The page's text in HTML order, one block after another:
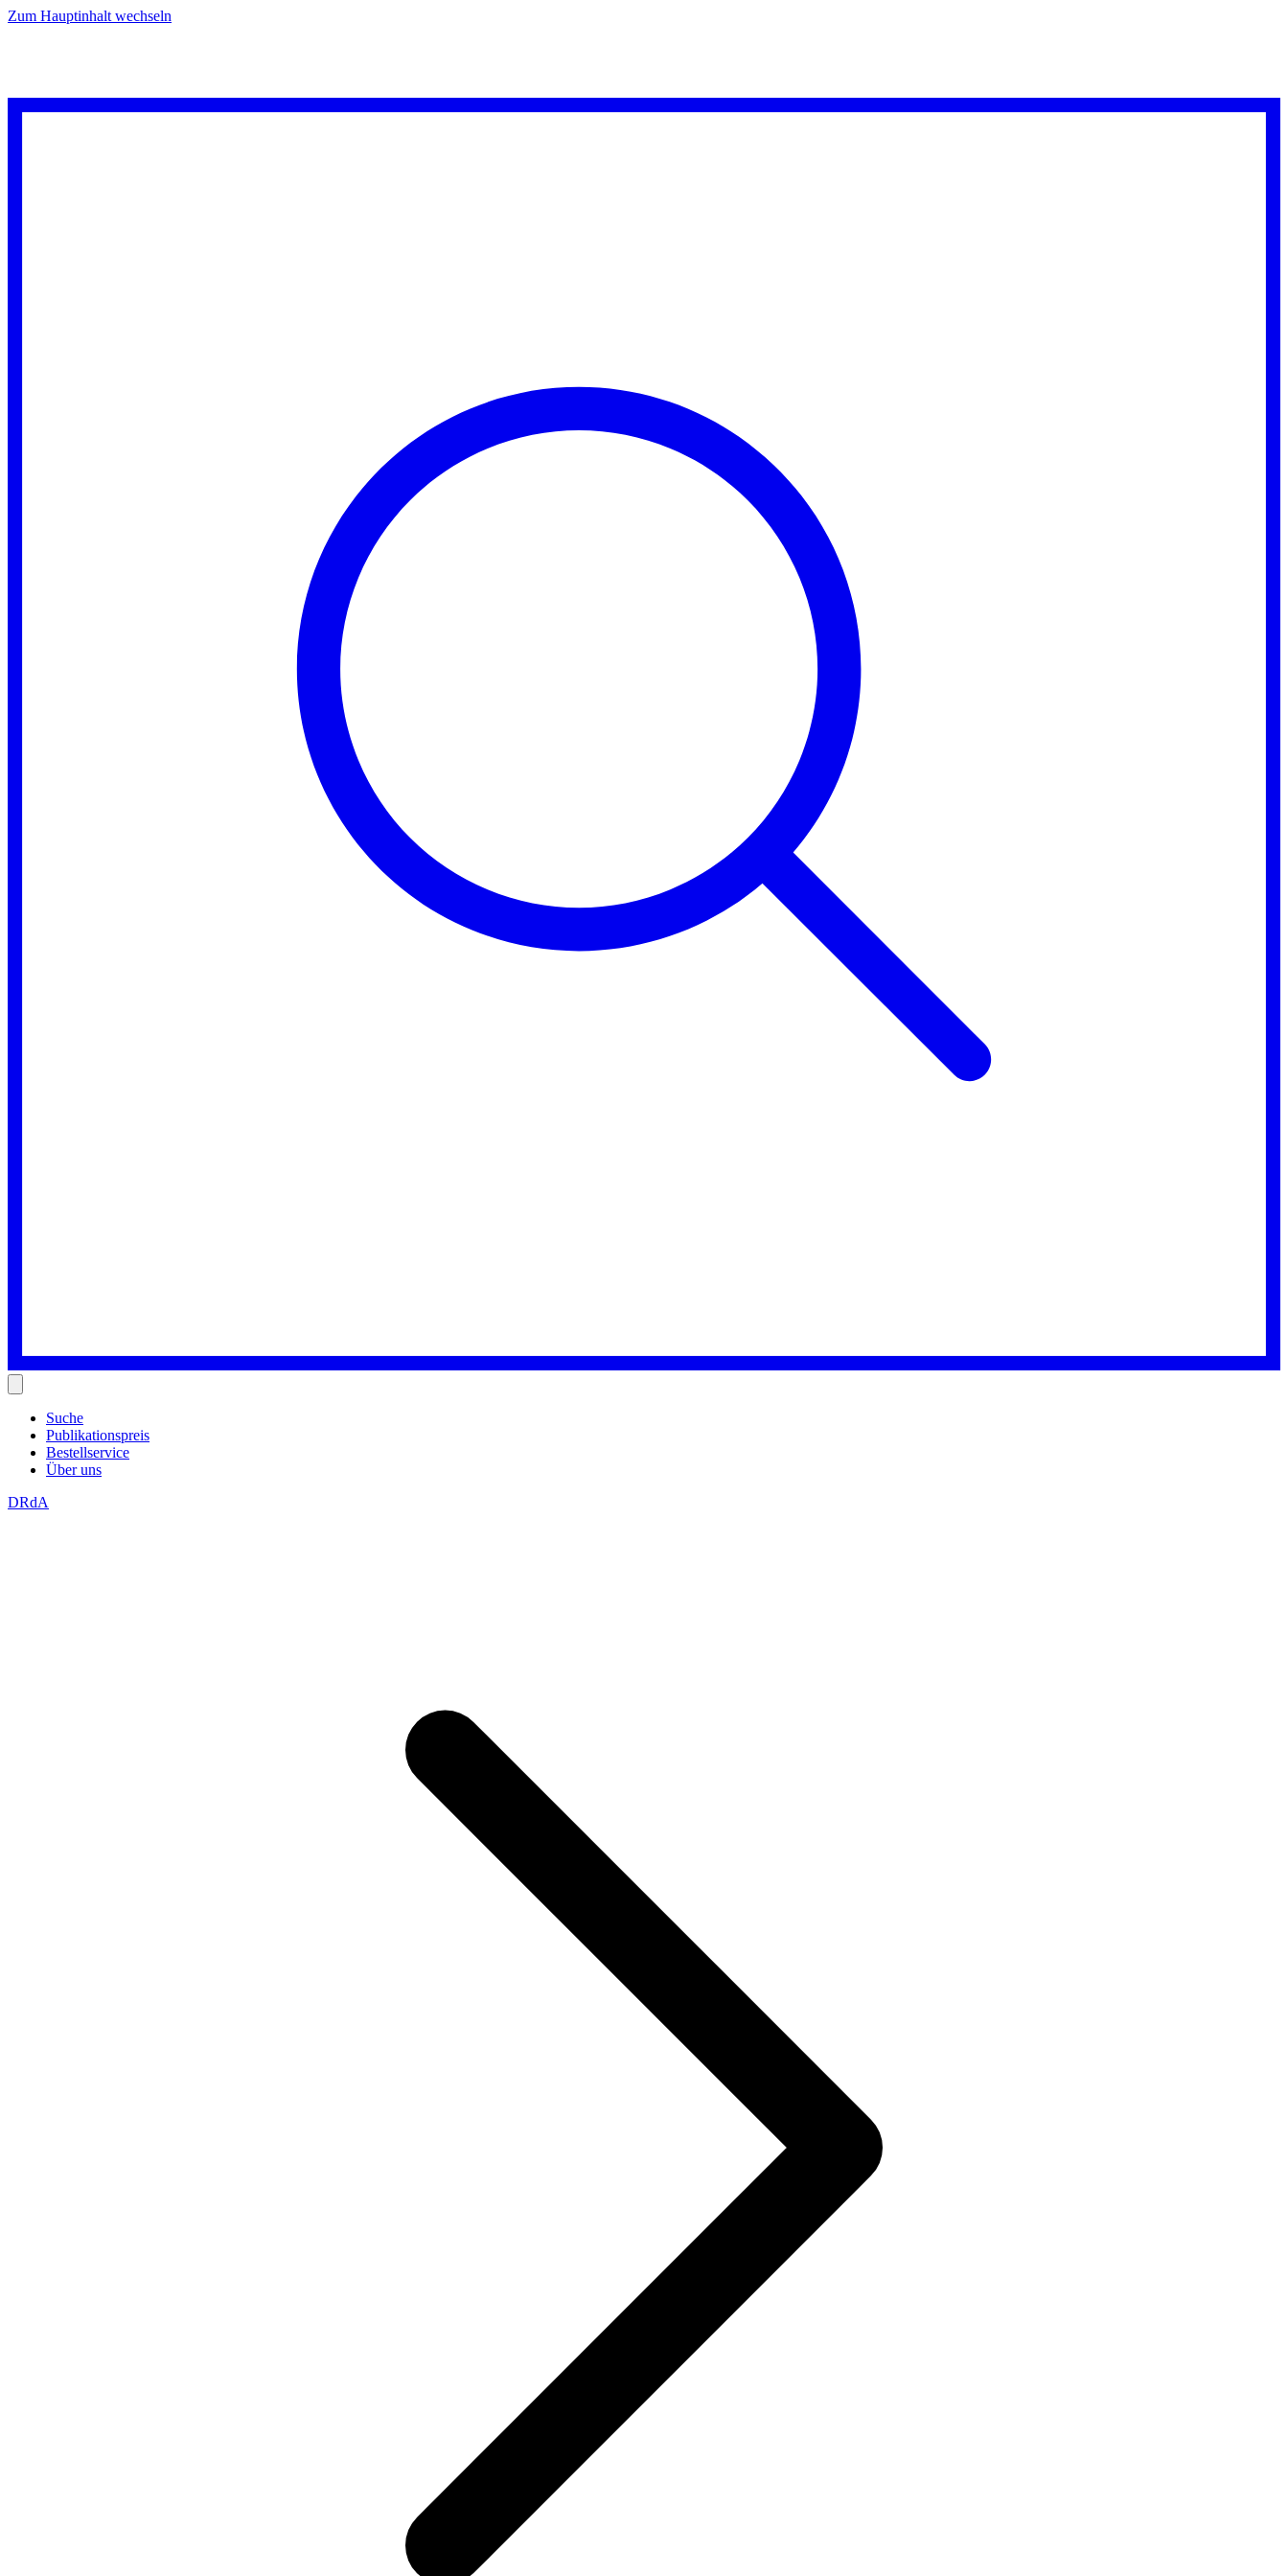
Zum Hauptinhalt wechseln
Suche
Publikationspreis
Bestellservice
Über uns
DRdA